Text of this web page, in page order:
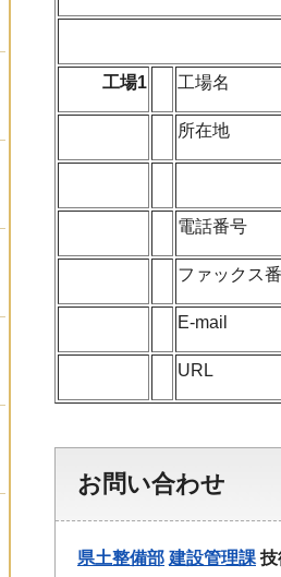
工場1 工場名
所在地
電話番号
ファックス
E-mail
URL
お問い合わせ
県土整備部 建設管理課 技